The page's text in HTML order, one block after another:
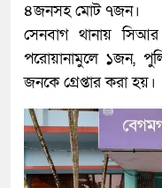
৪জনসহ মোট ৭জন।
সেনবাগ থানায়
পরোয়ানামুলে ১জন,
জনকে গ্রেপ্তার করা হয়।